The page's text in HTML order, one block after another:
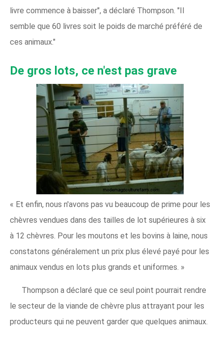
livre commence à baisser", a déclaré Thompson. "Il
semble que 60 livres soit le poids de marché préféré de
ces animaux."
De gros lots, ce n'est pas grave
« Et enfin, nous n'avons pas vu beaucoup de prime pour les
chèvres vendues dans des tailles de lot supérieures à six
à 12 chèvres. Pour les moutons et les bovins à laine, nous
constatons généralement un prix plus élevé payé pour les
animaux vendus en lots plus grands et uniformes. »
Thompson a déclaré que ce seul point pourrait rendre
le secteur de la viande de chèvre plus attrayant pour les
producteurs qui ne peuvent garder que quelques animaux.